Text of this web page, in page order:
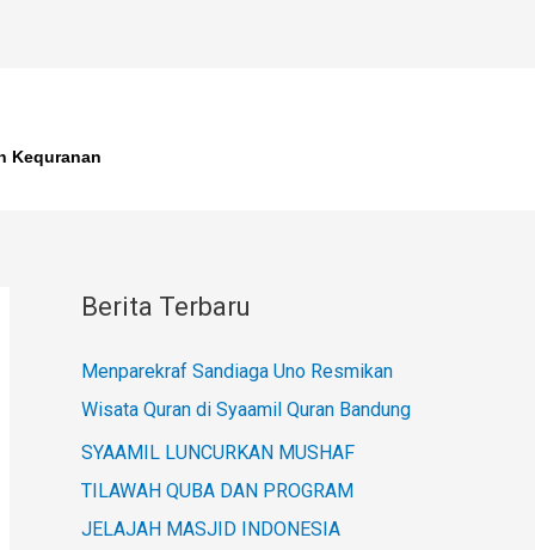
Kequranan
Berita Terbaru
Menparekraf Sandiaga Uno Resmikan
Wisata Quran di Syaamil Quran Bandung
SYAAMIL LUNCURKAN MUSHAF
TILAWAH QUBA DAN PROGRAM
JELAJAH MASJID INDONESIA